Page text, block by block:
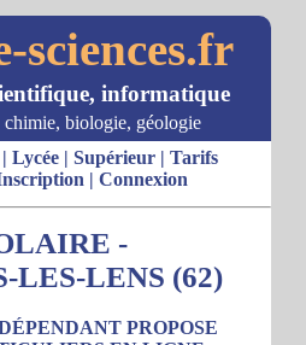
sciences.fr
informatique
chimie, biologie, géologie
Lycée| Supérieur| Tarifs
| Connexion
-
LES-LENS (62)
PROPOSE